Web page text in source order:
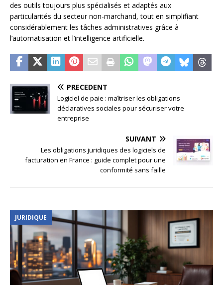
des outils toujours plus spécialisés et adaptés aux
particularités du secteur non-marchand, tout en simplifiant
considérablement les tâches administratives grâce à
l’automatisation et l’intelligence artificielle.
PRÉCÉDENT
Logiciel de paie : maîtriser les obligations
déclaratives sociales pour sécuriser votre
entreprise
SUIVANT
Les obligations juridiques des logiciels de
facturation en France : guide complet pour une
conformité sans faille
JURIDIQUE